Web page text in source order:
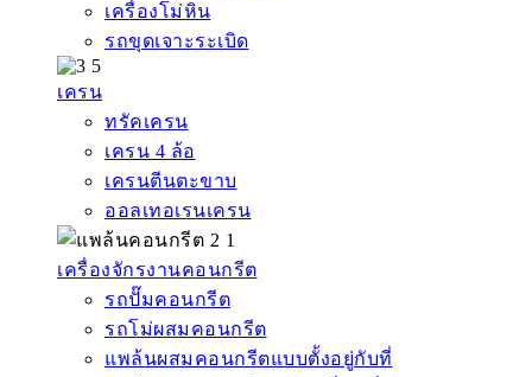
เครื่องโม่หิน
รถขุดเจาะระเบิด
เครน
ทรัคเครน
เครน 4 ล้อ
เครนตีนตะขาบ
ออลเทอเรนเครน
เครื่องจักรงานคอนกรีต
รถปั๊มคอนกรีต
รถโม่ผสมคอนกรีต
แพล้นผสมคอนกรีตแบบตั้งอยู่กับที่